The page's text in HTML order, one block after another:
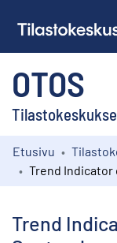
OTOS
Kokoelmat
Etusivu
Trend